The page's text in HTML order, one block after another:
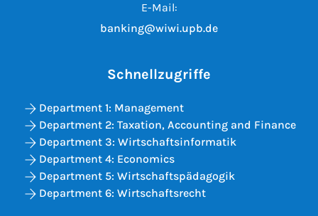
E-Mail:
banking@wiwi.upb.de
Schnellzugriffe
Department 1: Management
Department 2: Taxation, Accounting and Finance
Department 3: Wirtschaftsinformatik
Department 4: Economics
Department 5: Wirtschaftspädagogik
Department 6: Wirtschaftsrecht